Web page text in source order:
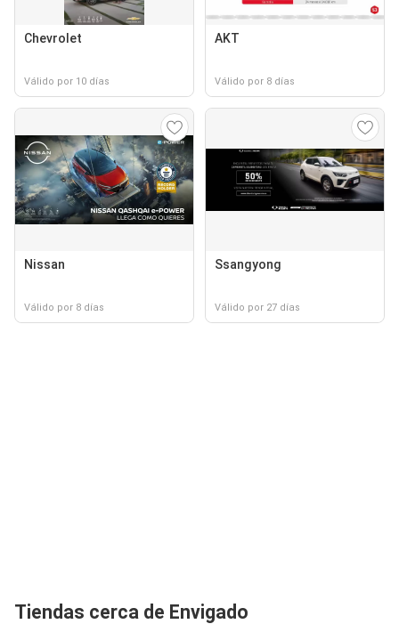
Chevrolet
Válido por 10 días
AKT
Válido por 8 días
Nissan
Válido por 8 días
Ssangyong
Válido por 27 días
Tiendas cerca de Envigado